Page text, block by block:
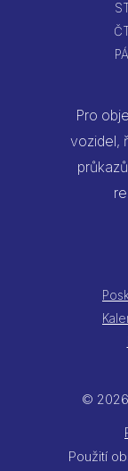
Pro
vozidel,
©
Použití